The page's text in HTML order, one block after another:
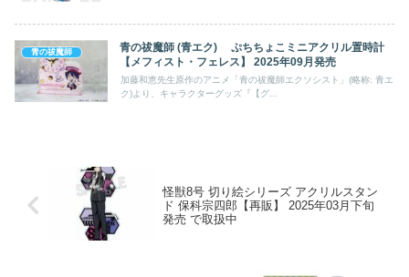
青の祓魔師
青の祓魔師 (青エク) ぷちちょこミニアクリル置時計
【メフィスト・フェレス】 2025年09月発売
加藤和恵先生原作のアニメ「青の祓魔師エクソシスト」(略称: 青エ
ク)より、キャラクターグッズ『【グ...
怪獣8号 切り絵シリーズ アクリルスタン
ド 保科宗四郎【再販】 2025年03月下旬
発売 で取扱中